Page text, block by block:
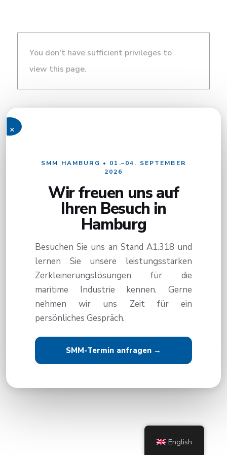
You don't have sufficient privileges to
view this page.
×
SMM HAMBURG • 01.–04. SEPTEMBER
2026
Wir freuen uns auf
Ihren Besuch in
Hamburg
Besuchen Sie uns an Stand A1.318 und
lernen Sie unsere leistungsstarken
Zerkleinerungslösungen für die
maritime Industrie kennen. Gerne
nehmen wir uns Zeit für ein
persönliches Gespräch.
SMM-Termin anfragen →
English